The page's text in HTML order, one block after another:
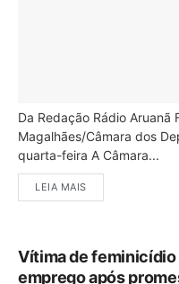
Da Redação Rádio
Magalhães/Câmara dos
quarta-feira A Câmara...
LEIA MAIS
Vítima de feminicídio
emprego após